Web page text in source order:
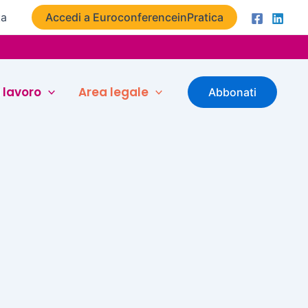
Accedi a EuroconferenceinPratica
lavoro Area legale Abbonati